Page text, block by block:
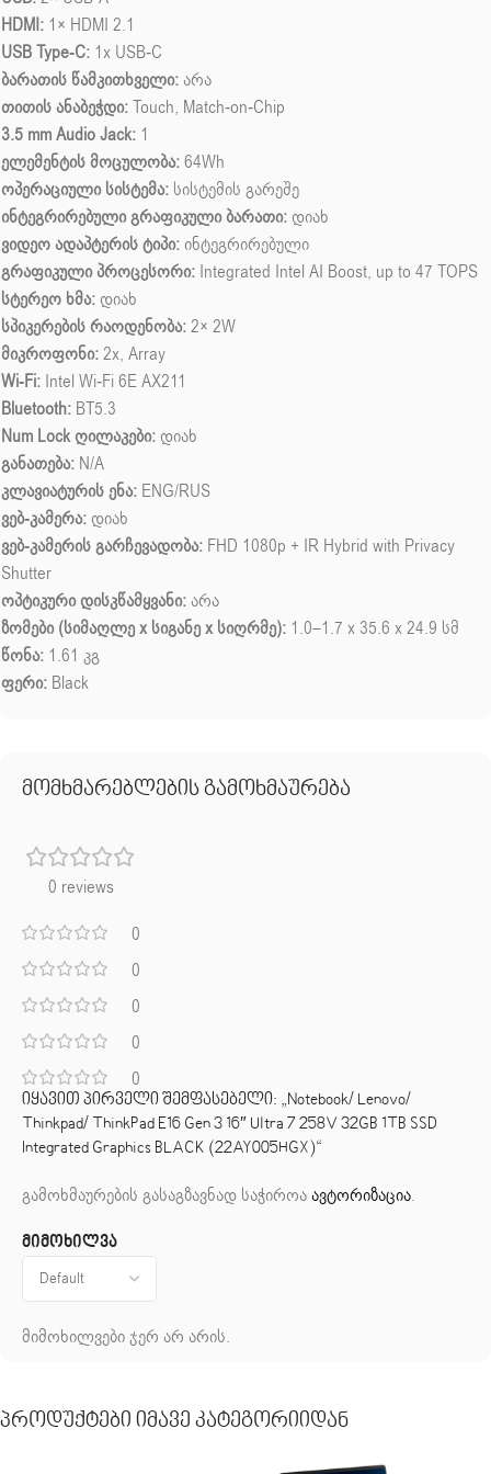
HDMI: 1× HDMI 2.1
USB Type-C: 1x USB-C
ბარათის წამკითხველი:არა
თითის ანაბეჭდი:Touch, Match-on-Chip
3.5 mm Audio Jack: 1
ელემენტის მოცულობა:64Wh
ოპერაციული სისტემა: სისტემის გარეშე
ინტეგრირებული გრაფიკული ბარათი: დიახ
ვიდეო ადაპტერის ტიპი:ინტეგრირებული
გრაფიკული პროცესორი: Integrated Intel AI Boost, up to 47 TOPS
სტერეო ხმა: დიახ
სპიკერების რაოდენობა:2× 2W
მიკროფონი:2x, Array
Wi-Fi: Intel Wi-Fi 6E AX211
Bluetooth: BT5.3
Num Lock ღილაკები: დიახ
განათება: N/A
კლავიატურის ენა: ENG/RUS
ვებ-კამერა: დიახ
ვებ-კამერის გარჩევადობა: FHD 1080p + IR Hybrid with Privacy
Shutter
ოპტიკური დისკწამყვანი:არა
ზომები (სიმაღლე x სიგანე x სიღრმე): 1.0–1.7 x 35.6 x 24.9 სმ
წონა: 1.61 კგ
ფერი: Black
მომხმარებლების გამოხმაურება
0 reviews
0
0
0
0
0
მიმოხილვა
მიმოხილვები ჯერ არ არის.
იყავით პირველი შემფასებელი: „Notebook/ Lenovo/
Thinkpad/ ThinkPad E16 Gen 3 16″ Ultra 7 258V 32GB 1TB SSD
Integrated Graphics BLACK (22AY005HGX)“
გამოხმაურების გასაგზავნად საჭიროაავტორიზაცია.
Პროდუქტები Იმავე Კატეგორიიდან